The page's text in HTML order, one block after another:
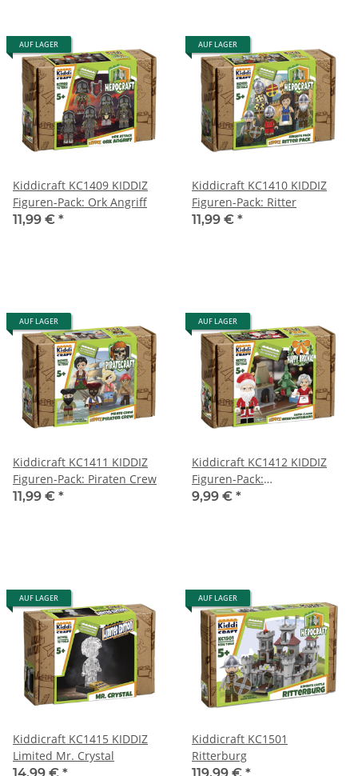
AUF LAGER
Kiddicraft KC1409 KIDDIZ
Figuren-Pack: Ork Angriff
11,99 € *
AUF LAGER
Kiddicraft KC1410 KIDDIZ
Figuren-Pack: Ritter
11,99 € *
AUF LAGER
Kiddicraft KC1411 KIDDIZ
Figuren-Pack: Piraten Crew
11,99 € *
AUF LAGER
Kiddicraft KC1412 KIDDIZ
Figuren-Pack:
Weihnachtsmann
9,99 € *
AUF LAGER
Kiddicraft KC1415 KIDDIZ
Limited Mr. Crystal
AUF LAGER
Kiddicraft KC1501
Ritterburg